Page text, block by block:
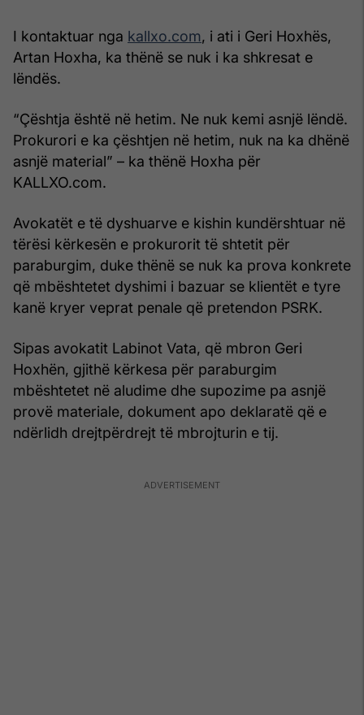
I kontaktuar nga kallxo.com, i ati i Geri Hoxhës,
Artan Hoxha, ka thënë se nuk i ka shkresat e
lëndës.
“Çështja është në hetim. Ne nuk kemi asnjë lëndë.
Prokurori e ka çështjen në hetim, nuk na ka dhënë
asnjë material” – ka thënë Hoxha për
KALLXO.com.
Avokatët e të dyshuarve e kishin kundërshtuar në
tërësi kërkesën e prokurorit të shtetit për
paraburgim, duke thënë se nuk ka prova konkrete
që mbështetet dyshimi i bazuar se klientët e tyre
kanë kryer veprat penale që pretendon PSRK.
Sipas avokatit Labinot Vata, që mbron Geri
Hoxhën, gjithë kërkesa për paraburgim
mbështetet në aludime dhe supozime pa asnjë
provë materiale, dokument apo deklaratë që e
ndërlidh drejtpërdrejt të mbrojturin e tij.